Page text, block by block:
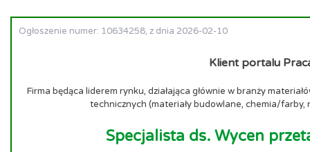
Ogłoszenie numer: 10634258, z dnia 2026-02-10
Klient portalu
Firma będąca liderem rynku, działająca głównie w branży
technicznych (materiały budowlane, chemia/farby,
Specjalista ds. Wycen